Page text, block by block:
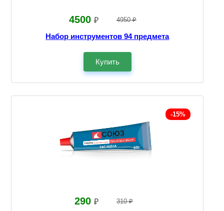
4500 ₽ 4950 ₽
Набор инструментов 94 предмета
Купить
-15%
290 ₽ 310 ₽